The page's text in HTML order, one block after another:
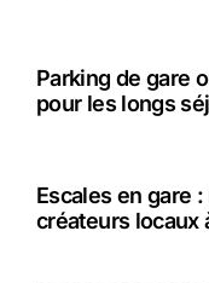
Parking de gare
pour les longs
Escales en gare
créateurs locaux